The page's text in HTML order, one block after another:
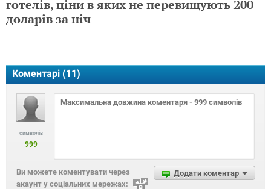
готелів, ціни в яких не перевищують 200
доларів за ніч
Коментарі (11)
символів
999
Додати коментар
Ви можете коментувати через
акаунт у соціальних мережах: